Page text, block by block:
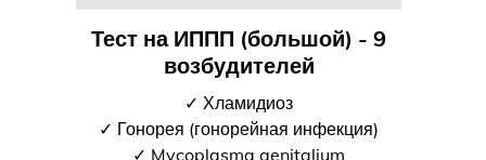
Тест на ИППП (большой) - 9
возбудителей
✓ Хламидиоз
✓ Гонорея (гонорейная инфекция)
✓ Mycoplasma genitalium